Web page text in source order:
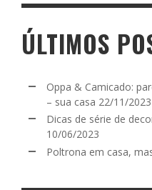
ÚLTIMOS
Oppa & Camicado:
– sua casa 22/11/2023
Dicas de série de
10/06/2023
Poltrona em casa,